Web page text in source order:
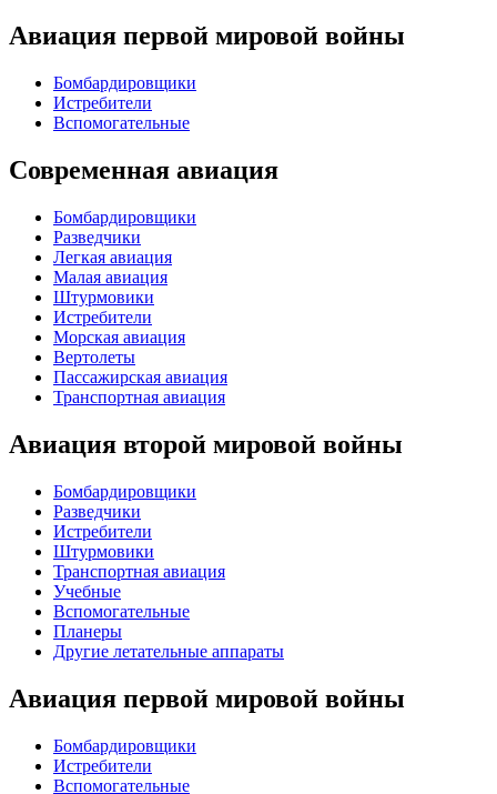
Авиация первой мировой войны
Бомбардировщики
Истребители
Вспомогательные
Современная авиация
Бомбардировщики
Разведчики
Легкая авиация
Малая авиация
Штурмовики
Истребители
Морская авиация
Вертолеты
Пассажирская авиация
Транспортная авиация
Авиация второй мировой войны
Бомбардировщики
Разведчики
Истребители
Штурмовики
Транспортная авиация
Учебные
Вспомогательные
Планеры
Другие летательные аппараты
Авиация первой мировой войны
Бомбардировщики
Истребители
Вспомогательные